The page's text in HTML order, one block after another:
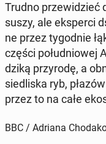
Trudno prze­wi­dzieć
suszy, ale eks­per­ci
ne przez ty­go­dnie
części po­łu­dnio­wej
dziką przy­ro­dę, a
sie­dli­ska ryb,
przez to na całe
BBC / Adriana